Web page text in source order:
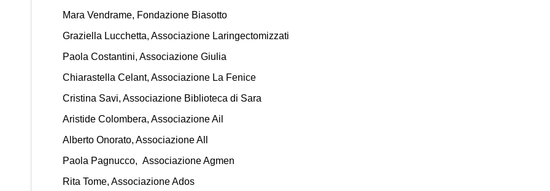
Mara Vendrame, Fondazione Biasotto
Graziella Lucchetta, Associazione Laringectomizzati
Paola Costantini, Associazione Giulia
Chiarastella Celant, Associazione La Fenice
Cristina Savi, Associazione Biblioteca di Sara
Aristide Colombera, Associazione Ail
Alberto Onorato, Associazione All
Paola Pagnucco, Associazione Agmen
Rita Tome, Associazione Ados